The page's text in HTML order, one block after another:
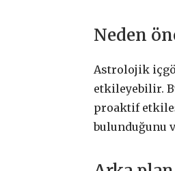
Neden
Astrolojik
etkileyebilir.
proaktif
bulunduğunu